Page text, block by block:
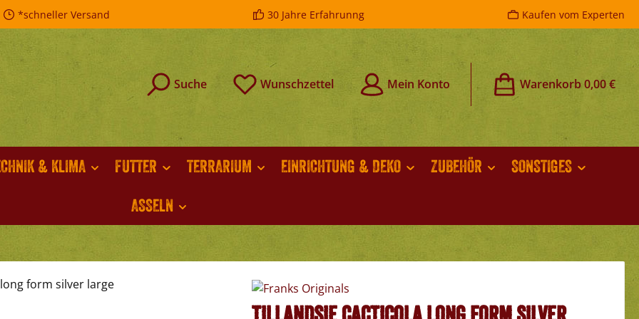
*schneller Versand 30 Jahre Erfahrunng Kaufen vom Experten
Suche Wunschzettel Mein Konto Warenkorb0,00 €
& KLIMA FUTTER TERRARIUM EINRICHTUNG & DEKO ZUBEHÖR
SONSTIGES
ASSELN